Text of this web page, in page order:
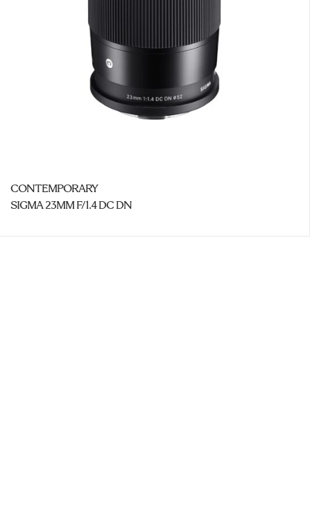
CONTEMPORARY
SIGMA 23MM F/1.4 DC DN